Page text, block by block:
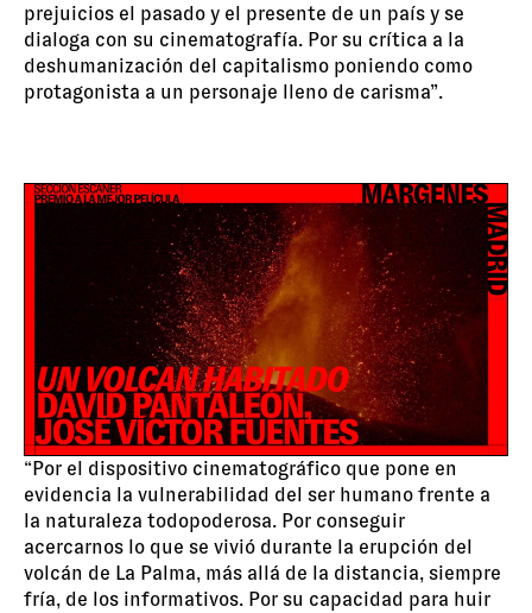
prejuicios el pasado y el presente de un país y se
dialoga con su cinematografía. Por su crítica a la
deshumanización del capitalismo poniendo como
protagonista a un personaje lleno de carisma”.
“Por el dispositivo cinematográfico que pone en
evidencia la vulnerabilidad del ser humano frente a
la naturaleza todopoderosa. Por conseguir
acercarnos lo que se vivió durante la erupción del
volcán de La Palma, más allá de la distancia, siempre
fría, de los informativos. Por su capacidad para huir